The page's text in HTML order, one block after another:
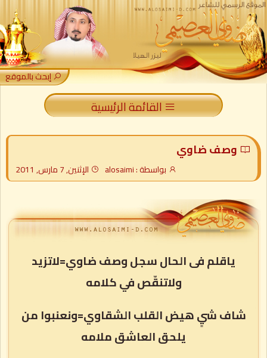
إبحث بالموقع
القائمة الرئيسية
وصف ضاوي
بواسطة : alosaimi الإثنين, 7 مارس, 2011
ياقلم فى الحال سجل وصف ضاوي=لاتزيد
ولاتنقّص في كلامه
شاف شيٍ هيض القلب الشقاوي=ونعنبوا من
يلحق العاشق ملامه